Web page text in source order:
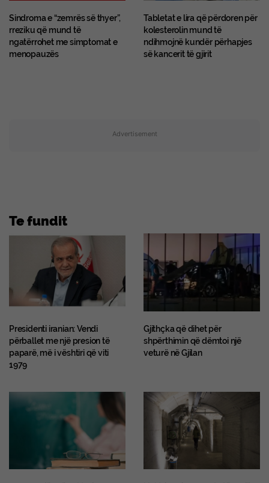
Sindroma e “zemrës së thyer”,
rreziku që mund të
ngatërrohet me simptomat e
menopauzës
Tabletat e lira që përdoren për
kolesterolin mund të
ndihmojnë kundër përhapjes
së kancerit të gjirit
Advertisement
Te fundit
Presidenti iranian: Vendi
përballet me një presion të
paparë, më i vështiri që viti
1979
Gjithçka që dihet për
shpërthimin që dëmtoi një
veturë në Gjilan